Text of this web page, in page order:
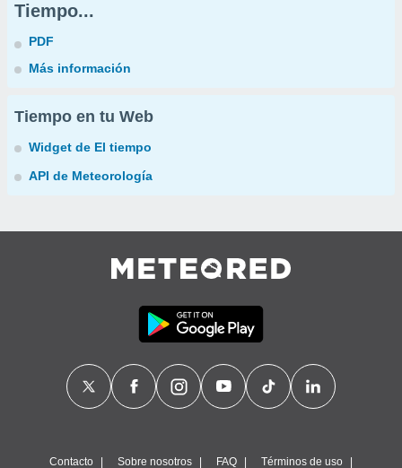
Tiempo...
PDF
Más información
Tiempo en tu Web
Widget de El tiempo
API de Meteorología
Contacto Sobre nosotros FAQ Términos de uso